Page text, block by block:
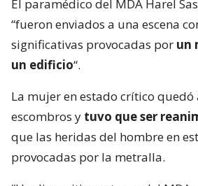
El paramédico del MDA Harel
“fueron enviados a una escena
significativas provocadas por un
un edificio“.
La mujer en estado crítico
escombros y tuvo que ser
que las heridas del hombre en
provocadas por la metralla.